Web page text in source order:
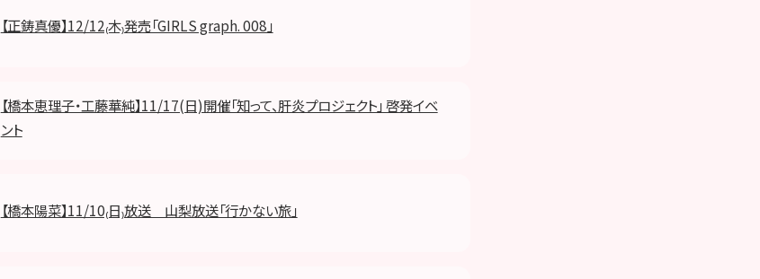
【正鋳真優】12/12₍木₎発売「GIRLS graph. 008」
【橋本恵理子・工藤華純】11/17(日)開催「知って、肝炎プロジェクト」 啓発イベ
ント
【橋本陽菜】11/10₍日₎放送 山梨放送「行かない旅」